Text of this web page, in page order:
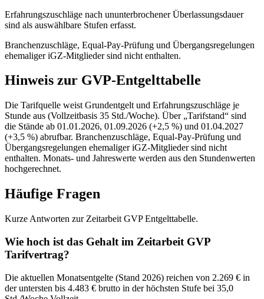
Erfahrungszuschläge nach ununterbrochener Überlassungsdauer
sind als auswählbare Stufen erfasst.
Branchenzuschläge, Equal-Pay-Prüfung und Übergangsregelungen
ehemaliger iGZ-Mitglieder sind nicht enthalten.
Hinweis zur GVP-Entgelttabelle
Die Tarifquelle weist Grundentgelt und Erfahrungszuschläge je
Stunde aus (Vollzeitbasis 35 Std./Woche). Über „Tarifstand“ sind
die Stände ab 01.01.2026, 01.09.2026 (+2,5 %) und 01.04.2027
(+3,5 %) abrufbar. Branchenzuschläge, Equal-Pay-Prüfung und
Übergangsregelungen ehemaliger iGZ-Mitglieder sind nicht
enthalten. Monats- und Jahreswerte werden aus den Stundenwerten
hochgerechnet.
Häufige Fragen
Kurze Antworten zur Zeitarbeit GVP Entgelttabelle.
Wie hoch ist das Gehalt im Zeitarbeit GVP
Tarifvertrag?
Die aktuellen Monatsentgelte (Stand 2026) reichen von 2.269 € in
der untersten bis 4.483 € brutto in der höchsten Stufe bei 35,0